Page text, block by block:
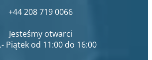
+44 208 719 0066
Jesteśmy otwarci
Piątek od 11:00 do 16:00